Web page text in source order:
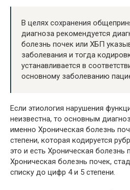
В целях сохранения
диагноза рекомендуется
болезнь почек или ХБП
заболевания и тогда
устанавливается в
основному заболеванию
Если этиология нарушения
неизвестна, то основным
именно Хроническая болезнь
степени, которая кодируется
это и есть Хроническая болезнь
Хроническая болезнь почек,
списку до цифр 4 и 5 степени.